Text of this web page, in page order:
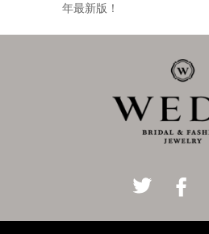
年最新版！